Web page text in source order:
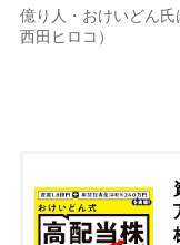
億り人・おけいどん氏
西田ヒロコ）